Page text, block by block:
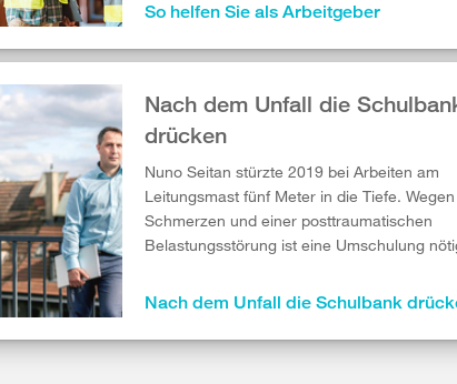
So helfen Sie als Arbeitgeber
Nach dem Unfall die
drücken
Nuno Seitan stürzte 2019 bei Arbeiten am
Leitungsmast fünf Meter in die Tiefe.
Schmerzen und einer posttraumatischen
Belastungsstörung ist eine Umschulung
Nach dem Unfall die Schulbank